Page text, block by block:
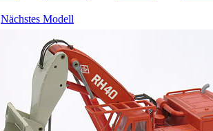
Nächstes Modell